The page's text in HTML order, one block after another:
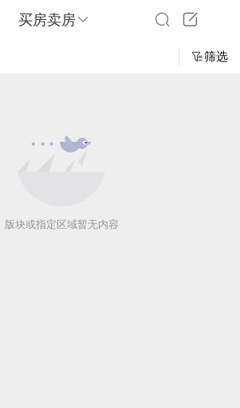
买房卖房
筛选
版块或指定区域暂无内容